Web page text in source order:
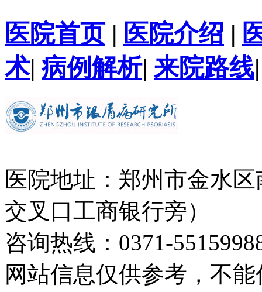
医院首页| 医院介绍 |
术| 病例解析| 来院路线
医院地址：郑州市金水
交叉口工商银行旁）
咨询热线：0371-
网站信息仅供参考，不